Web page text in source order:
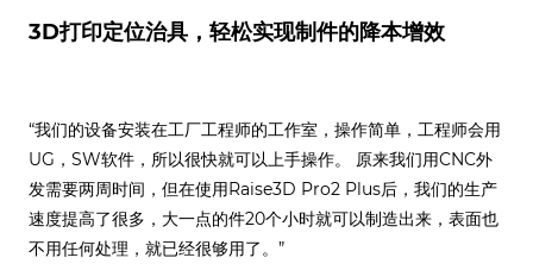
3D打印定位治具，轻松实现制件的降本增效
“我们的设备安装在工厂工程师的工作室，操作简单，工程师会用
UG，SW软件，所以很快就可以上手操作。 原来我们用CNC外
发需要两周时间，但在使用Raise3D Pro2 Plus后，我们的生产
速度提高了很多，大一点的件20个小时就可以制造出来，表面也
不用任何处理，就已经很够用了。”